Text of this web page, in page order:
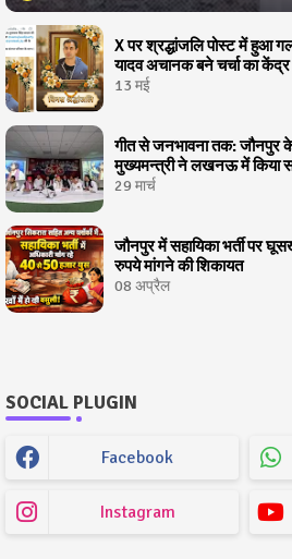
X पर श्रद्धांजलि पोस्ट में हुआ
यादव अचानक बने चर्चा का केंद्र
13 मई
गीत से जनभावना तक: जौनपुर के
मुख्यमन्त्री ने लखनऊ में किया
29 मार्च
जौनपुर में सहायिका भर्ती पर
रुपये मांगने की शिकायत
08 अप्रैल
SOCIAL PLUGIN
Facebook
Instagram